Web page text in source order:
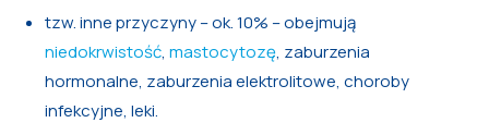
tzw. inne przyczyny – ok. 10% – obejmują
niedokrwistość, mastocytozę, zaburzenia
hormonalne, zaburzenia elektrolitowe, choroby
infekcyjne, leki.